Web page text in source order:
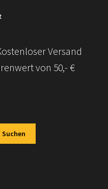
Nach
Versand
von 50,- €
Suchen